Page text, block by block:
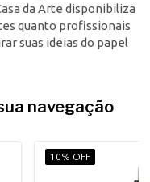
da Arte disponibiliza
quanto profissionais
suas ideias do papel
navegação
10% OFF